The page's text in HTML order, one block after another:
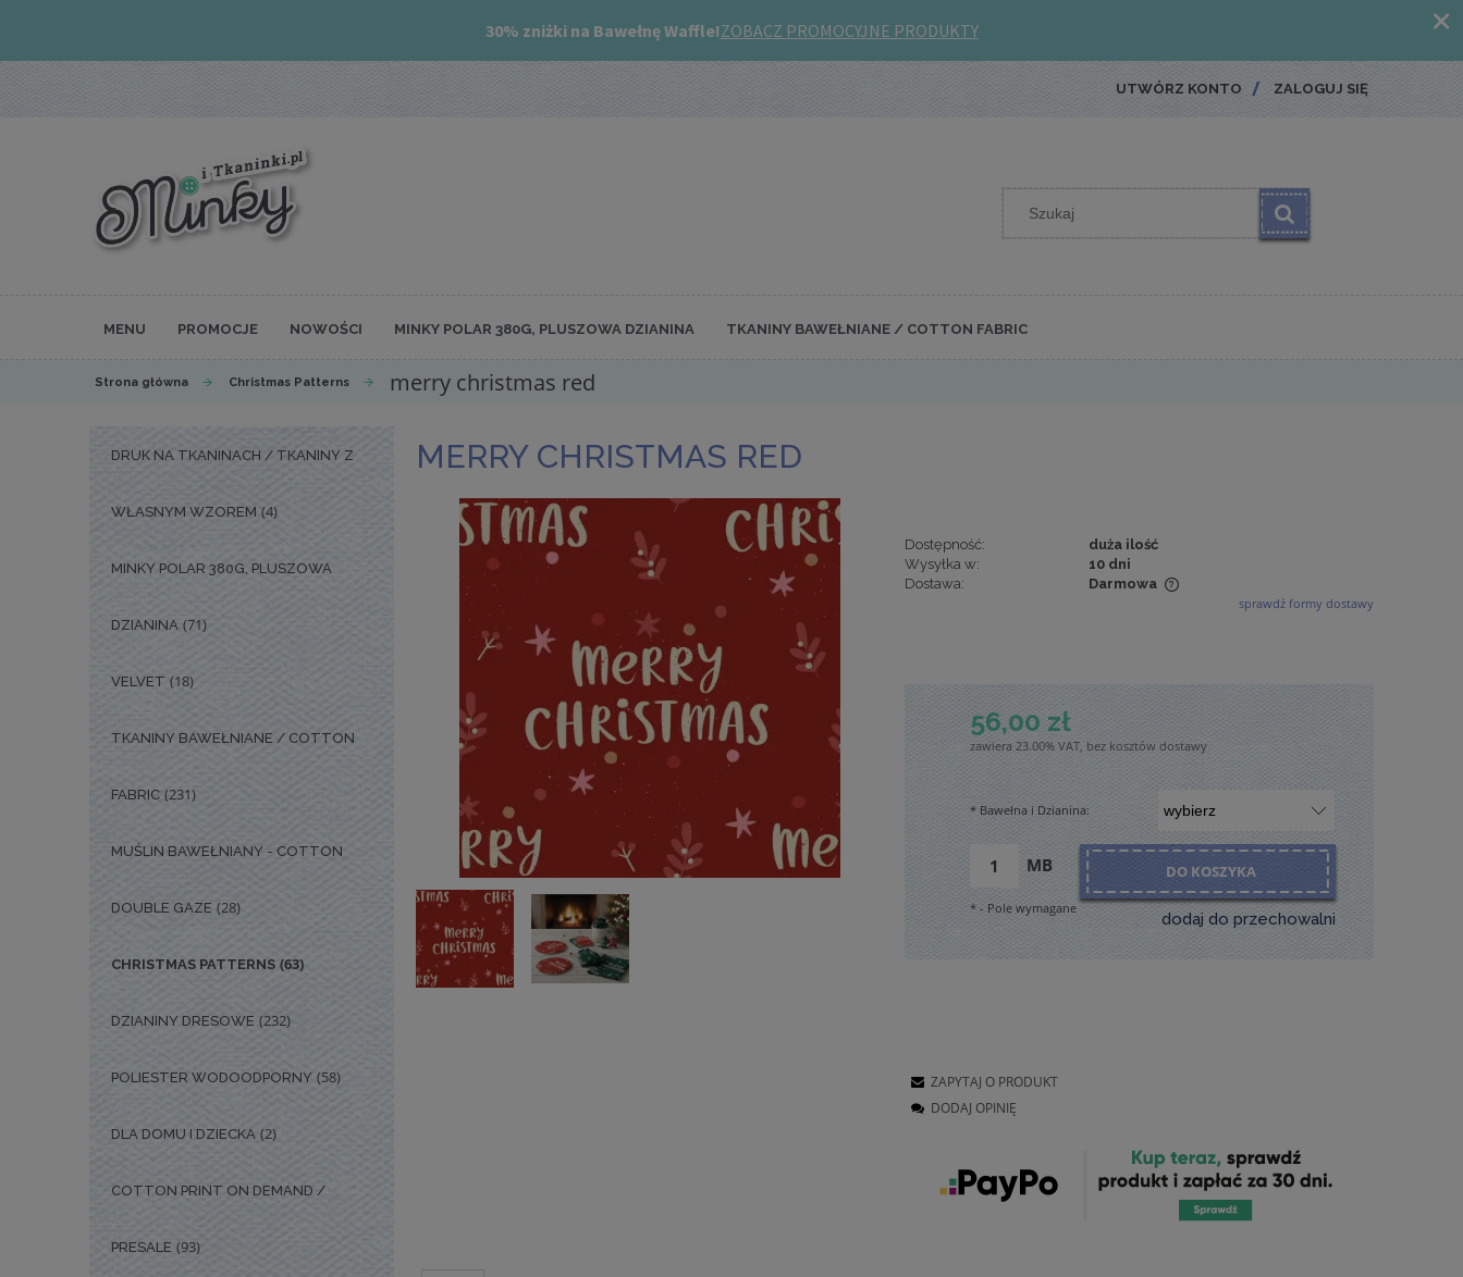
UTWÓRZ KONTO ZALOGUJ SIĘ
MENU PROMOCJE NOWOŚCI MINKY POLAR 380G, PLUSZOWA DZIANINA TKANINY BAWEŁNIANE / COTTON FABRIC
Strona główna Christmas Patterns merry christmas red
DRUK NA TKANINACH / TKANINY Z
WŁASNYM WZOREM (4)
MINKY POLAR 380G, PLUSZOWA
DZIANINA (71)
VELVET (18)
TKANINY BAWEŁNIANE / COTTON
FABRIC (231)
MUŚLIN BAWEŁNIANY - COTTON
DOUBLE GAZE (28)
CHRISTMAS PATTERNS (63)
DZIANINY DRESOWE (232)
POLIESTER WODOODPORNY (58)
DLA DOMU I DZIECKA (2)
COTTON PRINT ON DEMAND /
PRESALE (93)
MERRY CHRISTMAS RED
Dostępność:
duża ilość
Wysyłka w:
10 dni
Dostawa:
Darmowa
sprawdź formy dostawy
56,00 zł
zawiera 23.00% VAT, bez kosztów dostawy
* Bawełna i Dzianina:
MB DO KOSZYKA
dodaj do przechowalni
*- Pole wymagane
ZAPYTAJ O PRODUKT
DODAJ OPINIĘ